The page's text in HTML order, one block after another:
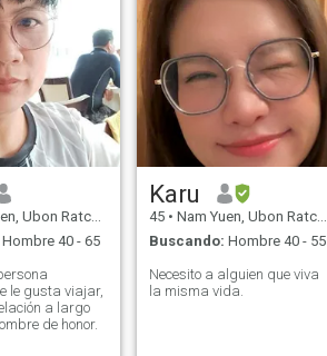
Ratchathani, Tailandia
Hombre 40 - 65
le gusta viajar,
a largo
de honor.
Karu
45 • Nam Yuen, Ubon Ratchathani, Tailandia
Buscando: Hombre 40 - 55
Necesito a alguien que viva
la misma vida.